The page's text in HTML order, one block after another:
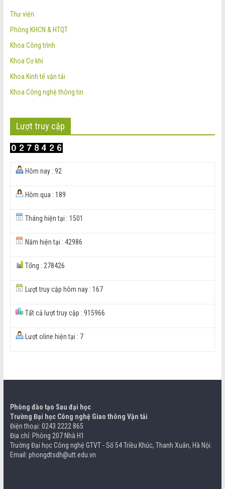
Thư viện
Phòng KHCN & HTQT
Khoa Công trình
Khoa Cơ khí
Khoa Kinh tế vận tải
Khoa Công nghệ thông tin
Lượt truy cập
Hôm nay : 92
Hôm qua : 189
Tháng hiện tại : 1501
Năm hiện tại : 42986
Tổng : 278426
Lượt truy cập hôm nay : 167
Tất cả lượt truy cập : 915966
Lượt oline hiện tại : 7
Phòng đào tạo Sau đại học
Trường Đại học Công nghệ Giao thông Vận tải
Điện thoại: 0243 2222 865
Địa chỉ: Phòng 207 Nhà H1
Trường Đại học Công nghệ GTVT - Số 54 Triều Khúc, Thanh Xuân, Hà Nội.
Email: phongdtsdh@utt.edu.vn